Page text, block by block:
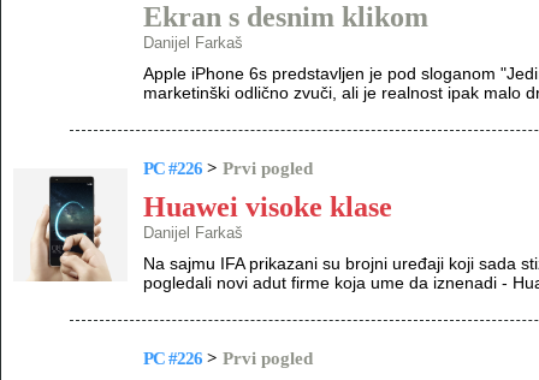
Ekran s desnim klikom
Danijel Farkaš
Apple iPhone 6s predstavljen je pod sloganom
marketinški odlično zvuči, ali je realnost ipak malo
PC #226 > Prvi pogled
Huawei visoke klase
Danijel Farkaš
Na sajmu IFA prikazani su brojni uređaji koji sada
pogledali novi adut firme koja ume da iznenadi -
PC #226 > Prvi pogled